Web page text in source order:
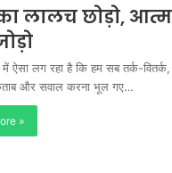
लालच छोड़ो,
में ऐसा लग रहा है कि हम सब तर्क-
और सवाल करना भूल गए…
»